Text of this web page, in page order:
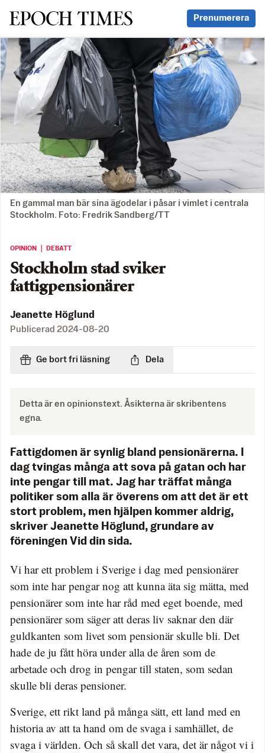
Svenska Epoch Times Prenumerera
En gammal man bär sina ägodelar i påsar i vimlet i centrala
Stockholm. Foto: Fredrik Sandberg/TT
OPINION ｜ DEBATT
Stockholm stad sviker
fattigpensionärer
Jeanette Höglund
Publicerad 2024-08-20
Ge bort fri läsning Dela
Detta är en opinionstext. Åsikterna är skribentens
egna.
Fattigdomen är synlig bland pensionärerna. I
dag tvingas många att sova på gatan och har
inte pengar till mat. Jag har träffat många
politiker som alla är överens om att det är ett
stort problem, men hjälpen kommer aldrig,
skriver Jeanette Höglund, grundare av
föreningen Vid din sida.
Vi har ett problem i Sverige i dag med pensio­närer
som inte har pengar nog att kunna äta sig mätta, med
pensionärer som inte har råd med eget boende, med
pensionärer som säger att deras liv saknar den där
guldkanten som livet som pensio­­när skulle bli. Det
hade de ju fått höra under alla de åren som de
arbetade och drog in pengar till staten, som sedan
skulle bli deras pensioner.
Sverige, ett rikt land på många sätt, ett land med en
historia av att ta hand om de svaga i samhället, de
svaga i världen. Och så skall det vara, det är något vi i